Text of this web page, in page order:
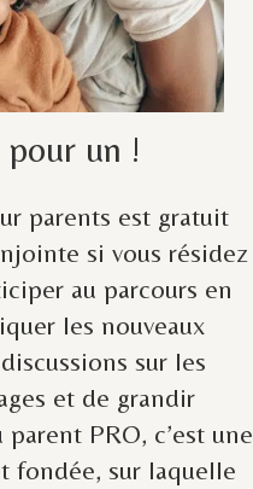
un !
parents est gratuit
si vous résidez
au parcours en
les nouveaux
sur les
et de grandir
PRO, c’est une
fondée, sur laquelle